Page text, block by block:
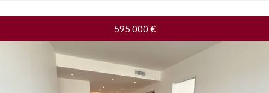
595 000 €